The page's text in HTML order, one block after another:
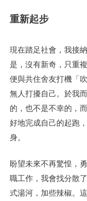
重新起步
現在踏足社會，我接
是，沒有新奇，只重
便與共住舍友打機「
無人打擾自己。於我
的，也不是不幸的，
好地完成自己的起跑
身。
盼望未來不再驚惶，
職工作，我會找分散
式湯河，加些辣椒。